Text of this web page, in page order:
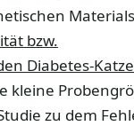
Materials
bzw.
Diabetes-
kleine
zu dem